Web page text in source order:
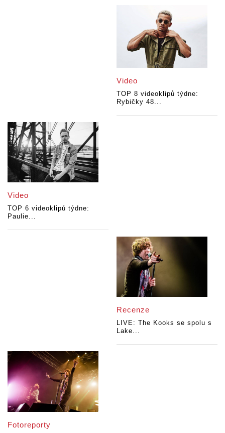
Video
TOP 8 videoklipů týdne:
Rybičky 48...
Video
TOP 6 videoklipů týdne:
Paulie...
Recenze
LIVE: The Kooks se spolu s
Lake...
Fotoreporty